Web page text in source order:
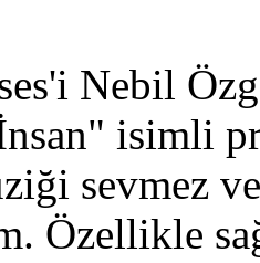
Nebil
isimli
sevmez
Özellikle